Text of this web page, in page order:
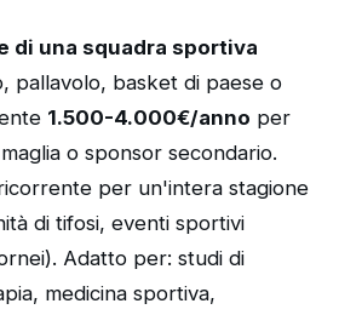
di una squadra sportiva
pallavolo, basket di paese o
1.500-4.000€/anno per
o sponsor secondario.
per un'intera stagione
di tifosi, eventi sportivi
Adatto per: studi di
medicina sportiva,